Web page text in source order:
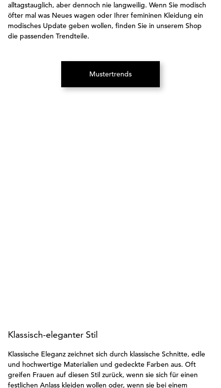
alltagstauglich, aber dennoch nie langweilig. Wenn Sie modisch
öfter mal was Neues wagen oder Ihrer femininen Kleidung ein
modisches Update geben wollen, finden Sie in unserem Shop
die passenden Trendteile.
Mustertrends(Öffnet in neuem Tab)
Klassisch-eleganter Stil
Klassische Eleganz zeichnet sich durch klassische Schnitte, edle
und hochwertige Materialien und gedeckte Farben aus. Oft
greifen Frauen auf diesen Stil zurück, wenn sie sich für einen
festlichen Anlass kleiden wollen oder, wenn sie bei einem